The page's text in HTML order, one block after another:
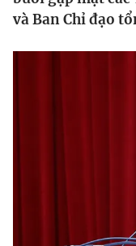
Thế giới đó đây
Câu chuyện quốc tế
Dữ liệu và đời
và Ban Chỉ đạo